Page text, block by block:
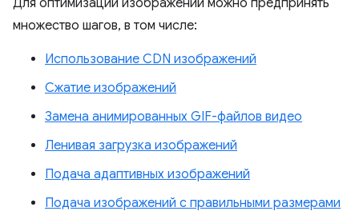
множество шагов, в том числе:
Использование CDN изображений
Сжатие изображений
Замена анимированных GIF-файлов видео
Ленивая загрузка изображений
Подача адаптивных изображений
Подача изображений с правильными размерами